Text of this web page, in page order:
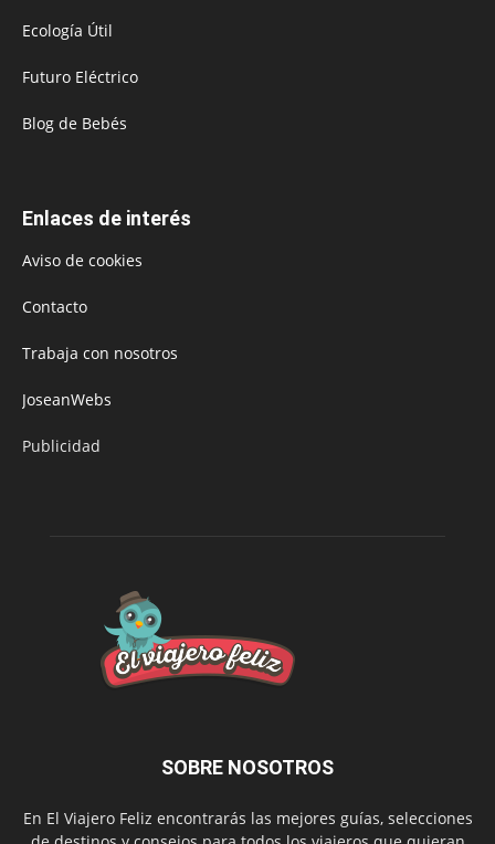
Ecología Útil
Futuro Eléctrico
Blog de Bebés
Enlaces de interés
Aviso de cookies
Contacto
Trabaja con nosotros
JoseanWebs
Publicidad
SOBRE NOSOTROS
En El Viajero Feliz encontrarás las mejores guías, selecciones